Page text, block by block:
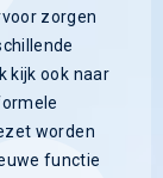
zorgen
kijk ook naar
worden
functie